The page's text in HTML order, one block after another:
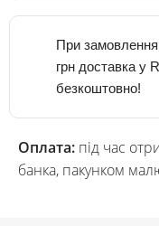
При замовлення
грн доставка у
безкоштовно!
Оплата: під час
банка, пакунком